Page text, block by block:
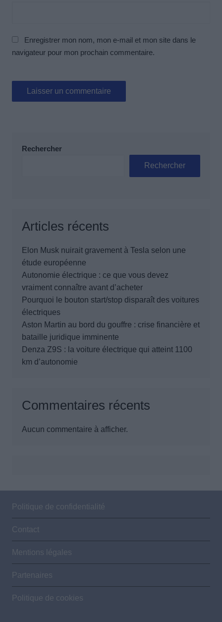
Enregistrer mon nom, mon e-mail et mon site dans le
navigateur pour mon prochain commentaire.
Rechercher
Rechercher
Articles récents
Elon Musk nuirait gravement à Tesla selon une
étude européenne
Autonomie électrique : ce que vous devez
vraiment connaître avant d’acheter
Pourquoi le bouton start/stop disparaît des voitures
électriques
Aston Martin au bord du gouffre : crise financière et
bataille juridique imminente
Denza Z9S : la voiture électrique qui atteint 1100
km d’autonomie
Commentaires récents
Aucun commentaire à afficher.
Politique de confidentialité
Contact
Mentions légales
Partenaires
Politique de cookies